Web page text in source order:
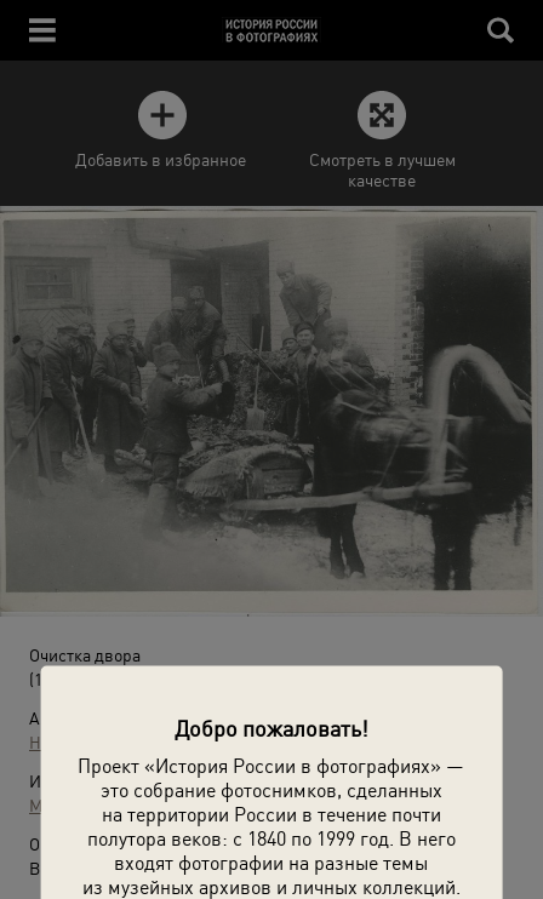
Добро пожаловать!
Проект «История России в фотографиях» —
это собрание фотоснимков, сделанных
на территории России в течение почти
полутора веков: с 1840 по 1999 год. В него
входят фотографии на разные темы
из музейных архивов и личных коллекций.
Добавить в избранное
Смотреть в лучшем
качестве
Очистка двора
(1920-е)
Автор:
Неизвестный автор
Источники:
МАММ / МДФ
О фотографии:
Выставка
«По России на санях»с этой фотографией.